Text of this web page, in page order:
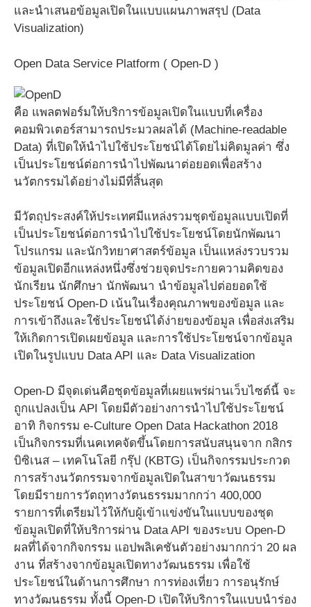
และนำเสนอข้อมูลเปิดในแบบแผนภาพสรุป (Data
Visualization)
Open Data Service Platform ( Open-D )
คือ แพลตฟอร์มให้บริการข้อมูลเปิดในแบบที่เครื่อง
คอมพิวเตอร์สามารถประมวลผลได้ (Machine-readable
Data) ที่เปิดให้นำไปใช้ประโยชน์ได้โดยไม่คิดมูลค่า ซึ่ง
เป็นประโยชน์ต่อการนำไปพัฒนาต่อยอดเพื่อสร้าง
นวัตกรรมได้อย่างไม่มีที่สิ้นสุด
มีวัตถุประสงค์ให้ประเทศมีแหล่งรวมชุดข้อมูลแบบเปิดที่
เป็นประโยชน์ต่อการนำไปใช้ประโยชน์โดยนักพัฒนา
โปรแกรม และนักวิทยาศาสตร์ข้อมูล เป็นแหล่งรวบรวม
ข้อมูลเปิดอีกแหล่งหนึ่งซึ่งช่วยจุดประกายความคิดของ
นักเรียน นักศึกษา นักพัฒนา นำข้อมูลไปต่อยอดใช้
ประโยชน์ Open-D เน้นในเรื่องคุณภาพของข้อมูล และ
การเข้าถึงและใช้ประโยชน์ได้ง่ายของข้อมูล เพื่อส่งเสริม
ให้เกิดการเปิดเผยข้อมูล และการใช้ประโยชน์จากข้อมูล
เปิดในรูปแบบ Data API และ Data Visualization
Open-D มีจุดเด่นคือชุดข้อมูลที่เผยแพร่ผ่านเว็บไซต์นี้ จะ
ถูกแปลงเป็น API โดยมีตัวอย่างการนำไปใช้ประโยชน์
อาทิ กิจกรรม e-Culture Open Data Hackathon 2018
เป็นกิจกรรมที่เนคเทคจัดขึ้นโดยการสนับสนุนจาก กสิกร
บิซิเนส – เทคโนโลยี กรุ๊ป (KBTG) เป็นกิจกรรมประกวด
การสร้างนวัตกรรมจากข้อมูลเปิดในสาขาวัฒนธรรม
โดยมีรายการวัตถุทางวัตนธรรมมากกว่า 400,000
รายการที่เตรียมไว้ให้กับผู้เข้าแข่งขันในแบบของชุด
ข้อมูลเปิดที่ให้บริการผ่าน Data API ของระบบ Open-D
ผลที่ได้จากกิจกรรม แอปพลิเคชันตัวอย่างมากกว่า 20 ผล
งาน ที่สร้างจากข้อมูลเปิดทางวัฒนธรรม เพื่อใช้
ประโยชน์ในด้านการศึกษา การท่องเที่ยว การอนุรักษ์
ทางวัฒนธรรม ทั้งนี้ Open-D เปิดให้บริการในแบบนำร่อง